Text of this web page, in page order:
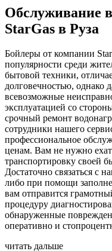
Обслуживание
StarGas в Руза
Бойлеры от компании
популярности среди
бытовой техники,
долговечностью, однако
всевозможные
эксплуатацией со
срочный ремонт
сотрудники нашего
профессиональное
ценам. Вам не нужно
транспортировку своей
Достаточно связаться с
либо при помощи
вам отправится
процедуру
обнаруженные
оперативно и
читать дальше